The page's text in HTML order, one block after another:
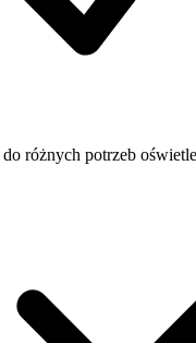
różnych potrzeb